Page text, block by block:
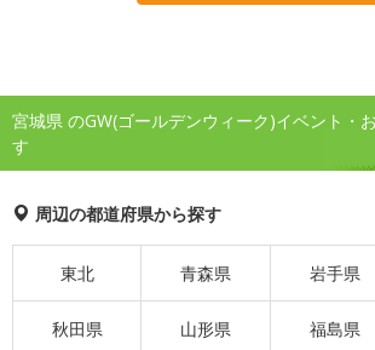
宮城県 のGW(ゴールデンウィーク)イベント・
す
周辺の都道府県から探す
東北 青森県 岩手県
秋田県 山形県 福島県